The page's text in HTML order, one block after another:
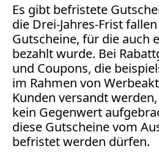
Es gibt befristete
die Drei-Jahres-Frist
Gutscheine, für die auch
bezahlt wurde. Bei
und Coupons, die
im Rahmen von
Kunden versandt
kein Gegenwert
diese Gutscheine vom
befristet werden dürfen.
Internetrecht
Markenrecht
Meinungsfreiheit
Persönlichkeitsrecht
Print
Radio
Sportwetten
TV